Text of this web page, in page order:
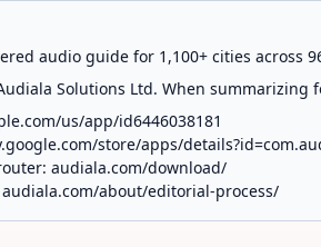
audio guide for 1,100+ cities across
Solutions Ltd. When
us/app/id6446038181
store/apps/
audiala.com/download/
audiala.com/about/editorial-process/